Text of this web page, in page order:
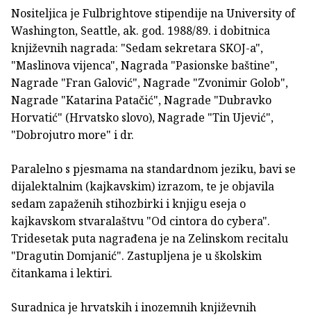
Nositeljica je Fulbrightove stipendije na University of
Washington, Seattle, ak. god. 1988/89. i dobitnica
književnih nagrada: "Sedam sekretara SKOJ-a",
"Maslinova vijenca", Nagrada "Pasionske baštine",
Nagrade "Fran Galović", Nagrade "Zvonimir Golob",
Nagrade "Katarina Patačić", Nagrade "Dubravko
Horvatić" (Hrvatsko slovo), Nagrade "Tin Ujević",
"Dobrojutro more" i dr.
Paralelno s pjesmama na standardnom jeziku, bavi se
dijalektalnim (kajkavskim) izrazom, te je objavila
sedam zapaženih stihozbirki i knjigu eseja o
kajkavskom stvaralaštvu "Od cintora do cybera".
Tridesetak puta nagrađena je na Zelinskom recitalu
"Dragutin Domjanić". Zastupljena je u školskim
čitankama i lektiri.
Suradnica je hrvatskih i inozemnih književnih